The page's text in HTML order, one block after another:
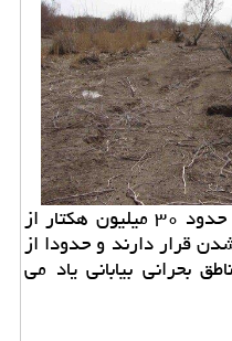
بر مبنای اعلام سازمان جنگل ها حدود ۳۰ میلیون هكتار از
قرار دارند و حدودا از
بحرانی بیابانی یاد می